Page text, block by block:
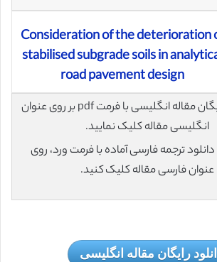
Consideration of the deterioration
stabilised subgrade soils in
road pavement design
برای دانلود رایگان مقاله انگلیسی با فرمت pdf بر روی عنوان
انگلیسی مقاله کلیک نمایید.
دانلود ترجمه فارسی آماده با فرمت ورد، روی
عنوان فارسی مقاله کلیک کنید.
رایگان مقاله انگلیسی